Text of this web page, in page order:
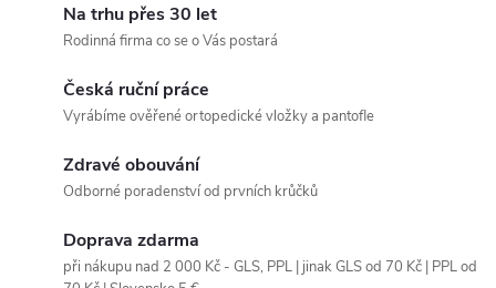
Na trhu přes 30 let
Rodinná firma co se o Vás postará
Česká ruční práce
Vyrábíme ověřené ortopedické vložky a pantofle
Zdravé obouvání
Odborné poradenství od prvních krůčků
Doprava zdarma
při nákupu nad 2 000 Kč - GLS, PPL | jinak GLS od 70 Kč | PPL od